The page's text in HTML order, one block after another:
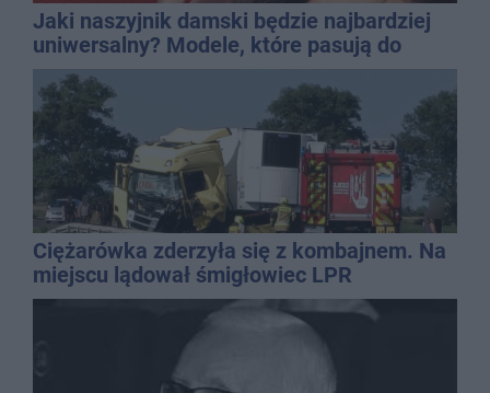
Jaki naszyjnik damski będzie najbardziej
uniwersalny? Modele, które pasują do
wielu stylizacji
Ciężarówka zderzyła się z kombajnem. Na
miejscu lądował śmigłowiec LPR